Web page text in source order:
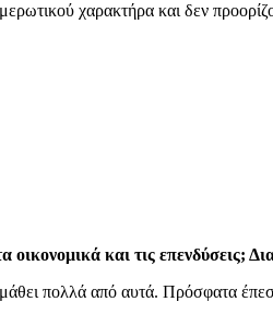
χαρακτήρα και δεν
οικονομικά και τις επενδύσεις;
πολλά από αυτά. Πρόσφατα